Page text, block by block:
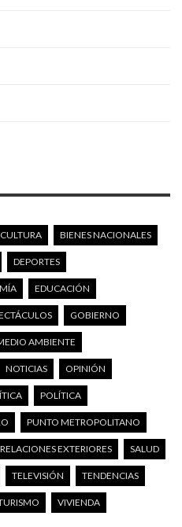
BIENES NACIONALES
DEPORTES
EDUCACIÓN
GOBIERNO
AMBIENTE
NOTICIAS OPINIÓN
POLÍTICA
PUNTO METROPOLITANO
RELACIONES EXTERIORES SALUD
TELEVISIÓN TENDENCIAS
VIVIENDA